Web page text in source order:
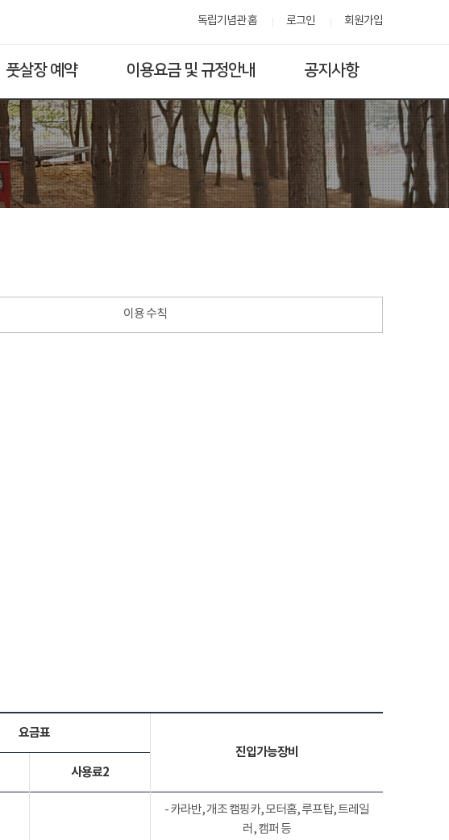
독립기념관 홈 로그인 회원가입
풋살장 예약 이용요금 및 규정안내 공지사항
이용 수칙
요금표
진입가능장비
사용료2
- 카라반, 개조 캠핑카, 모터홈, 루프탑, 트레일
러, 캠퍼 등